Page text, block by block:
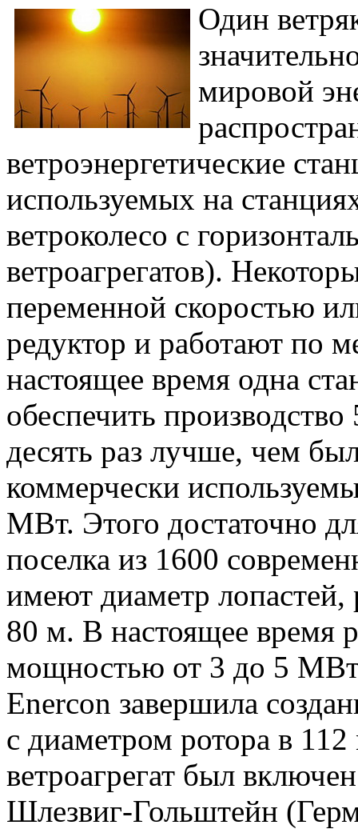
Один
мировой
ветроэнергетические
используемых на
ветроколесо с
ветроагрегатов).
переменной скоростью
редуктор и работают по
настоящее время одна
обеспечить
десять раз лучше, чем
коммерчески
МВт. Этого достаточно
поселка из 1600
имеют диаметр
80 м. В настоящее время
мощностью от 3 до 5
Enercon завершила
с диаметром ротора в
ветроагрегат был
Шлезвиг-Гольштейн